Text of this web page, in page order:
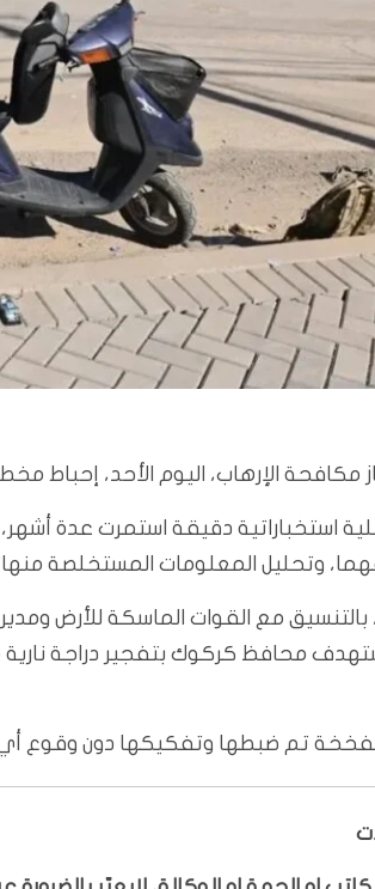
مكافحة الإرهاب، اليوم الأحد،
استخباراتية دقيقة استمرت عدة
وتحليل المعلومات المستخلصة
بالتنسيق مع القوات الماسكة للأرض
محافظ كركوك بتفجير دراجة
تم ضبطها وتفكيكها دون وقوع